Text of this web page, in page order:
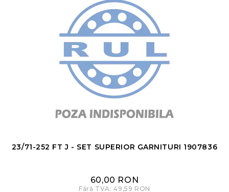
23/71-252 FT J - SET SUPERIOR GARNITURI 1907836
60,00 RON
Fără TVA: 49,59 RON